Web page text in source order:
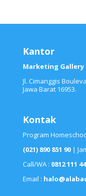
Kantor
Marketing Gallery
Jl. Cimanggis
Jawa Barat 16953.
Kontak
Program
(021) 890 851 90 |
Call/WA : 0812 111
Email :